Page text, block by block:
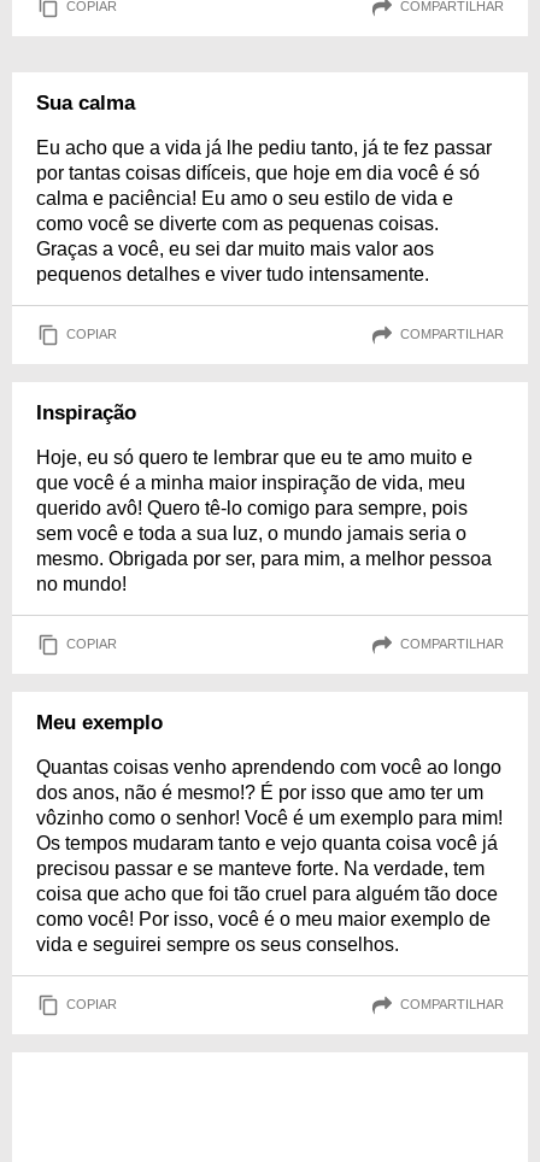
COPIAR COMPARTILHAR
Sua calma
Eu acho que a vida já lhe pediu tanto, já te fez passar
por tantas coisas difíceis, que hoje em dia você é só
calma e paciência! Eu amo o seu estilo de vida e
como você se diverte com as pequenas coisas.
Graças a você, eu sei dar muito mais valor aos
pequenos detalhes e viver tudo intensamente.
COPIAR COMPARTILHAR
Inspiração
Hoje, eu só quero te lembrar que eu te amo muito e
que você é a minha maior inspiração de vida, meu
querido avô! Quero tê-lo comigo para sempre, pois
sem você e toda a sua luz, o mundo jamais seria o
mesmo. Obrigada por ser, para mim, a melhor pessoa
no mundo!
COPIAR COMPARTILHAR
Meu exemplo
Quantas coisas venho aprendendo com você ao longo
dos anos, não é mesmo!? É por isso que amo ter um
vôzinho como o senhor! Você é um exemplo para mim!
Os tempos mudaram tanto e vejo quanta coisa você já
precisou passar e se manteve forte. Na verdade, tem
coisa que acho que foi tão cruel para alguém tão doce
como você! Por isso, você é o meu maior exemplo de
vida e seguirei sempre os seus conselhos.
COPIAR COMPARTILHAR